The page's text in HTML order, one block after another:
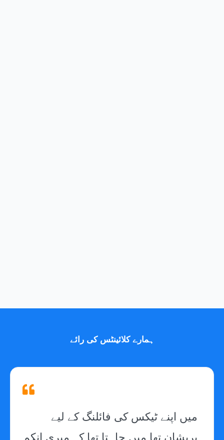
ہمارے کلائینٹس کی رائے
میں اپنے ٹیکس کی فائلنگ کے لیے
پریشان تھا میں چاہتا تھا کہ میری انکم